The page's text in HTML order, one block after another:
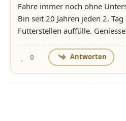
Fahre immer noch ohne
Bin seit 20 Jahren jeden 2.
Futterstellen auffülle.
0 Antworten